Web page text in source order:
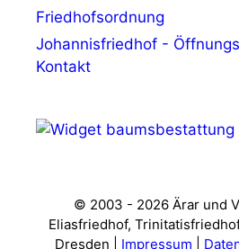
Friedhofsordnung
Johannisfriedhof -
Kontakt
© 2003 - 2026 Ärar und
Eliasfriedhof,
Dresden | Impressum